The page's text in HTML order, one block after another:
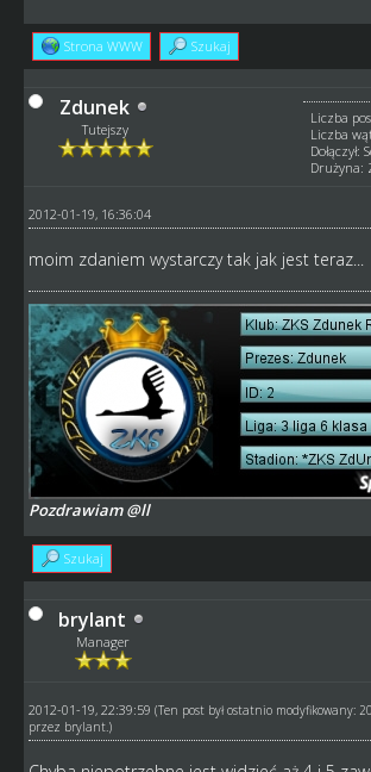
Strona WWW Szukaj
Zdunek
Tutejszy
Liczba
Liczba
Dołączył:
Drużyna:
2012-01-19, 16:36:04
moim zdaniem wystarczy tak jak jest teraz...
Pozdrawiam @ll
Szukaj
brylant
Manager
2012-01-19, 22:39:59 (Ten post był ostatnio modyfikowany:
przez brylant.)